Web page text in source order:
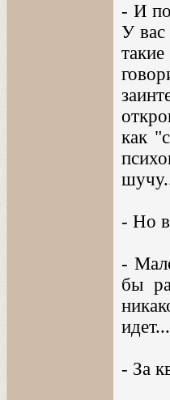
- И
У вас
как
- Но
-
бы
- За